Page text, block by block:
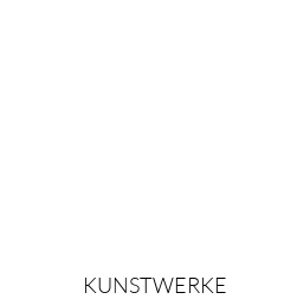
KUNSTWERKE